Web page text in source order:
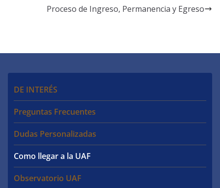
Proceso de Ingreso, Permanencia y Egreso
DE INTERÉS
Preguntas Frecuentes
Dudas Personalizadas
Como llegar a la UAF
Observatorio UAF